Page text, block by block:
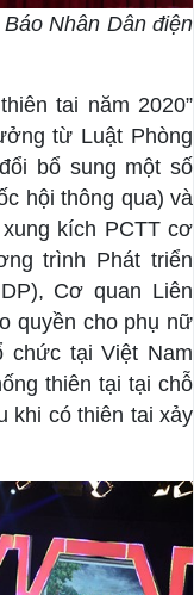
Nhân Dân điện
tai năm 2020”
từ Luật Phòng
bổ sung một số
hội thông qua) và
kích PCTT cơ
trình Phát triển
Cơ quan Liên
quyền cho phụ nữ
chức tại Việt Nam
thiên tại tại chỗ
khi có thiên tai xảy